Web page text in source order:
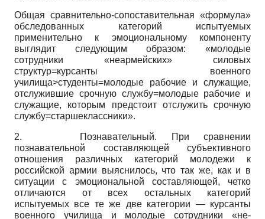
Общая сравнительно-сопоставительная «формула»
обследованных категорий испытуемых
применительно к эмоциональному компоненту
выглядит следующим образом: «молодые
сотрудники «не­армейских» силовых
структур=курсанты военного
училища>студенты=молодые рабочие и служащие,
отслужившие срочную службу=молодые рабочие и
служащие, которым предстоит отслужить срочную
службу=старшеклассники».
2.
Познавательный. При сравнении
познавательной составляющей субъективного
отношения различных категорий молодежи к
российской армии выяснилось, что так же, как и в
ситуации с эмоциональной составляющей, четко
отличаются от всех остальных категорий
испытуемых все те же две категории — курсанты
военного училища и молодые сотрудники «не­